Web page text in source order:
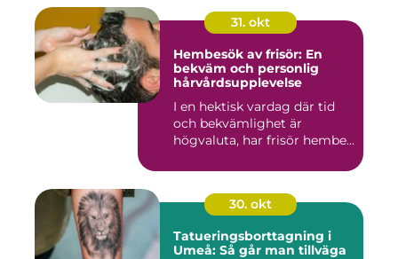
31. okt
Hembesök av frisör: En
bekväm och personlig
hårvårdsupplevelse
I en hektisk vardag där tid
och bekvämlighet är
högvaluta, har frisör hembe...
30. okt
Tatueringsborttagning i
Umeå: Så går man tillväga